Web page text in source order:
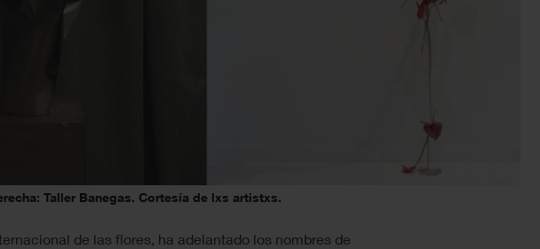
Taller Banegas. Cortesía de lxs artistxs.
de las flores, ha adelantado los nombres de